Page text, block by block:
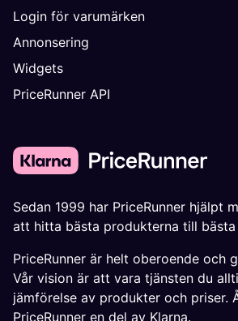
Login för varumärken
Annonsering
Widgets
PriceRunner API
Sedan 1999 har PriceRunner hjälpt
att hitta bästa produkterna till bästa
PriceRunner är helt oberoende och
Vår vision är att vara tjänsten du
jämförelse av produkter och priser.
PriceRunner en del av Klarna.